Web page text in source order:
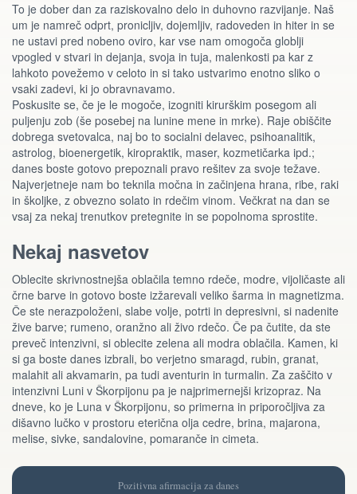
To je dober dan za raziskovalno delo in duhovno razvijanje. Naš
um je namreč odprt, pronicljiv, dojemljiv, radoveden in hiter in se
ne ustavi pred nobeno oviro, kar vse nam omogoča globlji
vpogled v stvari in dejanja, svoja in tuja, malenkosti pa kar z
lahkoto povežemo v celoto in si tako ustvarimo enotno sliko o
vsaki zadevi, ki jo obravnavamo.
Poskusite se, če je le mogoče, izogniti kirurškim posegom ali
puljenju zob (še posebej na lunine mene in mrke). Raje obiščite
dobrega svetovalca, naj bo to socialni delavec, psihoanalitik,
astrolog, bioenergetik, kiropraktik, maser, kozmetičarka ipd.;
danes boste gotovo prepoznali pravo rešitev za svoje težave.
Najverjetneje nam bo teknila močna in začinjena hrana, ribe, raki
in školjke, z obvezno solato in rdečim vinom. Večkrat na dan se
vsaj za nekaj trenutkov pretegnite in se popolnoma sprostite.
Nekaj nasvetov
Oblecite skrivnostnejša oblačila temno rdeče, modre, vijoličaste ali
črne barve in gotovo boste izžarevali veliko šarma in magnetizma.
Če ste nerazpoloženi, slabe volje, potrti in depresivni, si nadenite
žive barve; rumeno, oranžno ali živo rdečo. Če pa čutite, da ste
preveč intenzivni, si oblecite zelena ali modra oblačila. Kamen, ki
si ga boste danes izbrali, bo verjetno smaragd, rubin, granat,
malahit ali akvamarin, pa tudi aventurin in turmalin. Za zaščito v
intenzivni Luni v Škorpijonu pa je najprimernejši krizopraz. Na
dneve, ko je Luna v Škorpijonu, so primerna in priporočljiva za
dišavno lučko v prostoru eterična olja cedre, brina, majarona,
melise, sivke, sandalovine, pomaranče in cimeta.
Pozitivna afirmacija za danes